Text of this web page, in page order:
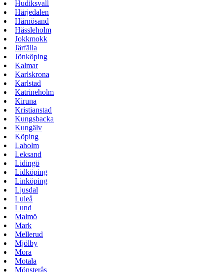
Hudiksvall
Härjedalen
Härnösand
Hässleholm
Jokkmokk
Järfälla
Jönköping
Kalmar
Karlskrona
Karlstad
Katrineholm
Kiruna
Kristianstad
Kungsbacka
Kungälv
Köping
Laholm
Leksand
Lidingö
Lidköping
Linköping
Ljusdal
Luleå
Lund
Malmö
Mark
Mellerud
Mjölby
Mora
Motala
Mönsterås